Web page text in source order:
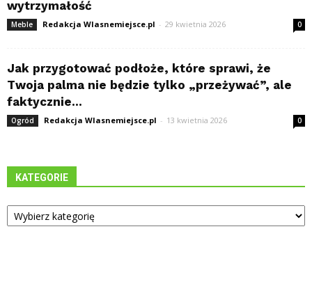
wytrzymałość
Meble Redakcja Wlasnemiejsce.pl - 29 kwietnia 2026 0
Jak przygotować podłoże, które sprawi, że
Twoja palma nie będzie tylko „przeżywać”, ale
faktycznie...
Ogród Redakcja Wlasnemiejsce.pl - 13 kwietnia 2026 0
KATEGORIE
Kategorie